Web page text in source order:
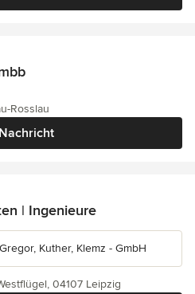
Nachricht
Rosslau
| Ingenieure
Kuther, Klemz - GmbH
04107 Leipzig